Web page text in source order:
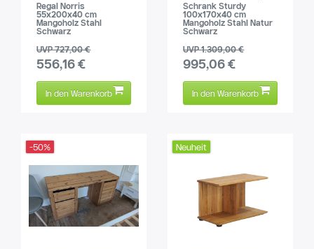
Regal Norris
55x200x40 cm
Mangoholz Stahl
Schwarz
UVP 727,00 €
556,16 €
In den Warenkorb
Schrank Sturdy
100x170x40 cm
Mangoholz Stahl Natur
Schwarz
UVP 1.309,00 €
995,06 €
In den Warenkorb
-50% Neuheit